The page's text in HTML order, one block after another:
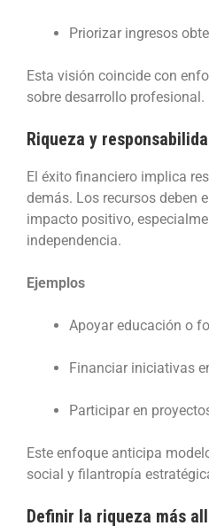
Priorizar ingresos
Esta visión coincide con
sobre desarrollo profesional.
Riqueza y
El éxito financiero implica
demás. Los recursos deben
impacto positivo,
independencia.
Ejemplos
Apoyar educación o
Financiar iniciativas
Participar en
Este enfoque anticipa
social y filantropía
Definir la riqueza más